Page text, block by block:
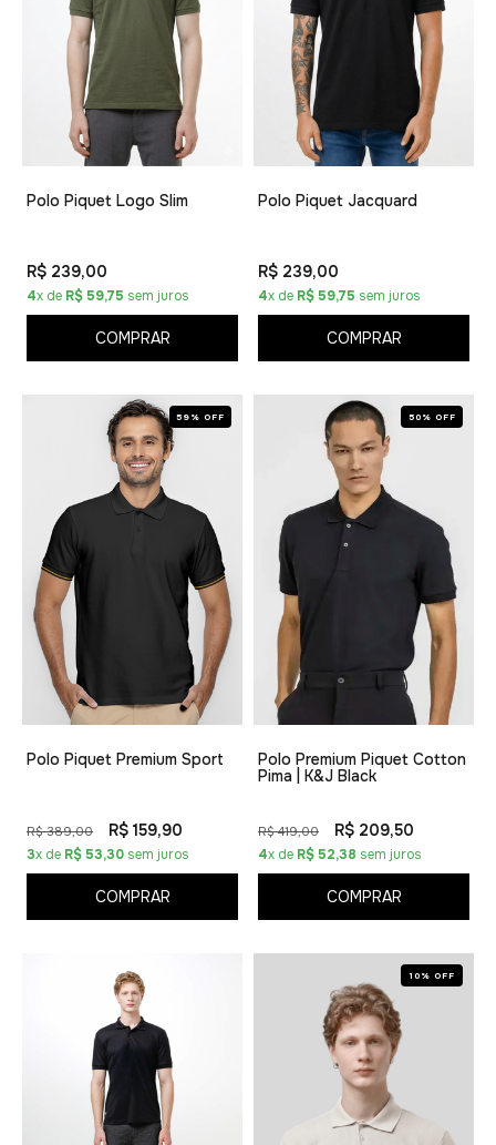
Polo Piquet Logo Slim
R$ 239,00
4x de R$ 59,75 sem juros
COMPRAR
Polo Piquet Jacquard
R$ 239,00
4x de R$ 59,75 sem juros
COMPRAR
59% OFF
Polo Piquet Premium Sport
R$ 389,00 R$ 159,90
3x de R$ 53,30 sem juros
COMPRAR
50% OFF
Polo Premium Piquet Cotton
Pima | K&J Black
R$ 419,00 R$ 209,50
4x de R$ 52,38 sem juros
COMPRAR
10% OFF